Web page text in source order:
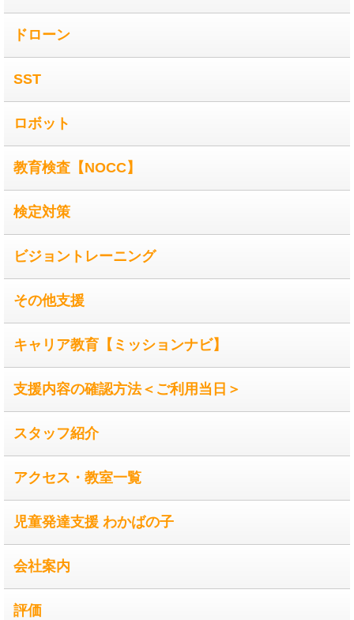
ドローン
SST
ロボット
教育検査【NOCC】
検定対策
ビジョントレーニング
その他支援
キャリア教育【ミッションナビ】
支援内容の確認方法＜ご利用当日＞
スタッフ紹介
アクセス・教室一覧
児童発達支援 わかばの子
会社案内
評価